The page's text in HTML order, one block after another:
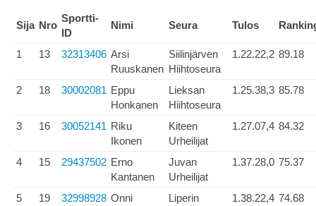
Sija Nro
Sportti-
ID
Nimi Seura Tulos
1 13 32313406 Arsi
Ruuskanen
Siilinjärven
Hiihtoseura
1.22.22,2 89.18
2 18 30002081 Eppu
Honkanen
Lieksan
Hiihtoseura
1.25.38,3 85.78
3 16 30052141 Riku
Ikonen
Kiteen
Urheilijat
1.27.07,4 84.32
4 15 29437502 Erno
Kantanen
Juvan
Urheilijat
1.37.28,0 75.37
5 19 32998928 Onni
Liperin
1.38.22,4 74.68